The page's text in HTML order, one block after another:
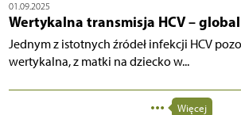
01.09.2025
Wertykalna transmisja HCV –
Jednym z istotnych źródeł infekcji HCV
wertykalna, z matki na dziecko w...
Więcej